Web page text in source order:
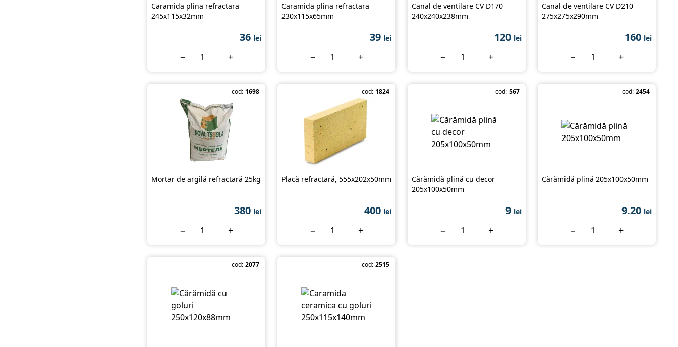
Caramida plina refractara
245x115x32mm
36 lei
− +
Caramida plina refractara
230x115x65mm
39 lei
− +
Canal de ventilare CV D170
240х240х238mm
120 lei
− +
Canal de ventilare CV D210
275x275x290mm
160 lei
− +
cod: 1698
Mortar de argilă refractară 25kg
380 lei
− +
cod: 1824
Placă refractară, 555x202x50mm
400 lei
− +
cod: 567
Cărămidă plină cu decor
205x100x50mm
9 lei
− +
cod: 2454
Cărămidă plină 205x100x50mm
9.20 lei
− +
cod: 2077 cod: 2515